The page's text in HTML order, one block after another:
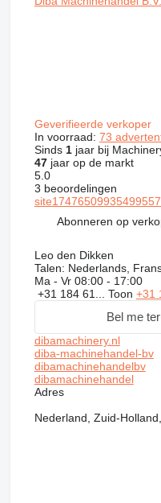
Geverifieerde verkoper
In voorraad: 73
Sinds 1jaar bij
47jaar op de markt
5.0
3 beoordelingen
Abonneren op
Leo den Dikken
Talen: Nederlands,
Ma - Vr 08:00 - 17:00
+31 184 61... Toon +31
Bel me
dibamachinery.nl
diba-machinehandel-bv
dibamachinehandelbv
dibamachinehandel
Adres
Nederland, Zuid-